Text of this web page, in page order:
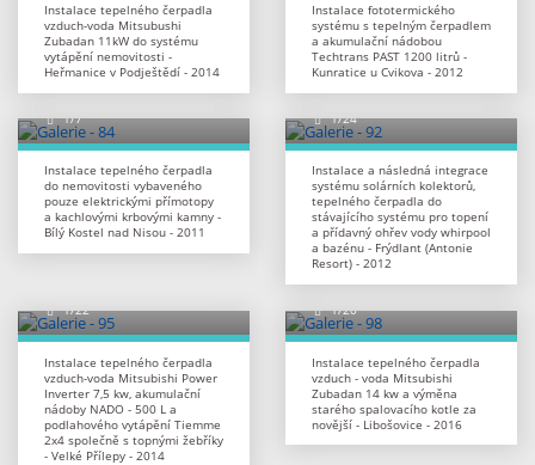
Instalace tepelného čerpadla
vzduch-voda Mitsubushi
Zubadan 11kW do systému
vytápění nemovitosti -
Heřmanice v Podještědí - 2014
Instalace fototermického
systému s tepelným čerpadlem
a akumulační nádobou
Techtrans PAST 1200 litrů -
Kunratice u Cvikova - 2012
Instalace tepelného čerpadla
do nemovitosti vybaveného
pouze elektrickými přímotopy
a kachlovými krbovými kamny -
Bílý Kostel nad Nisou - 2011
Instalace a následná integrace
systému solárních kolektorů,
tepelného čerpadla do
stávajícího systému pro topení
a přídavný ohřev vody whirpool
a bazénu - Frýdlant (Antonie
Resort) - 2012
Instalace tepelného čerpadla
vzduch-voda Mitsubishi Power
Inverter 7,5 kw, akumulační
nádoby NADO - 500 L a
podlahového vytápění Tiemme
2x4 společně s topnými žebříky
- Velké Přílepy - 2014
Instalace tepelného čerpadla
vzduch - voda Mitsubishi
Zubadan 14 kw a výměna
starého spalovacího kotle za
novější - Libošovice - 2016